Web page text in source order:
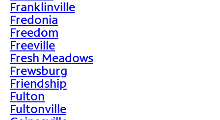
Franklinville
Fredonia
Freedom
Freeville
Fresh Meadows
Frewsburg
Friendship
Fulton
Fultonville